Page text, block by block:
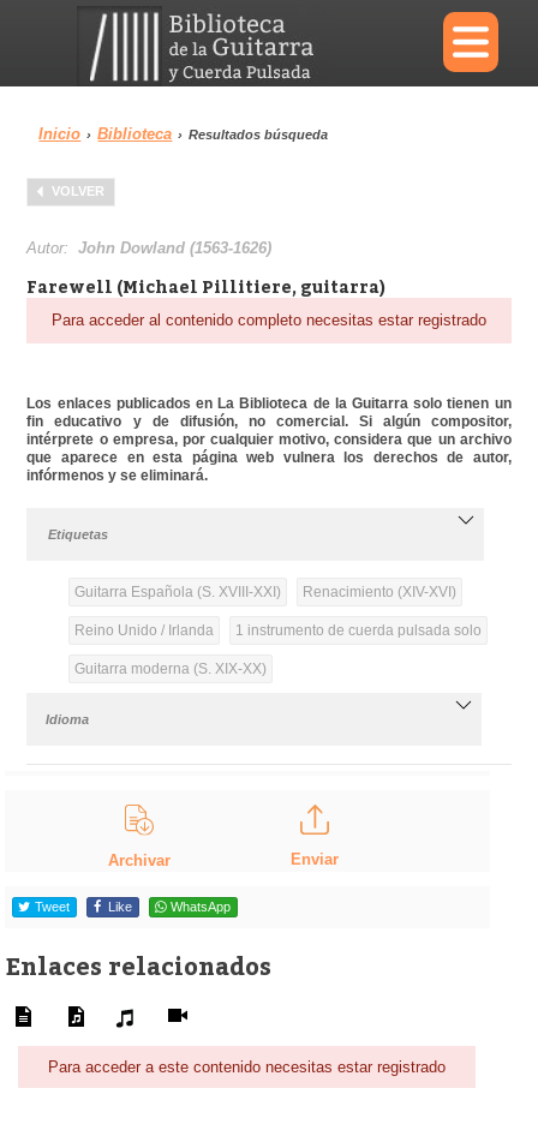
×
Menu
Biblioteca
Inicio › Biblioteca › Resultados búsqueda
VOLVER
Autor:John Dowland (1563-1626)
Farewell (Michael Pillitiere, guitarra)
Para acceder al contenido completo necesitas estar registrado
Los enlaces publicados en La Biblioteca de la Guitarra solo tienen un
fin educativo y de difusión, no comercial. Si algún compositor,
intérprete o empresa, por cualquier motivo, considera que un archivo
que aparece en esta página web vulnera los derechos de autor,
infórmenos y se eliminará.
Etiquetas
Guitarra Española (S. XVIII-XXI) Renacimiento (XIV-XVI)
Reino Unido / Irlanda 1 instrumento de cuerda pulsada solo
Guitarra moderna (S. XIX-XX)
Idioma
Archivar Enviar
Tweet Like WhatsApp
Enlaces relacionados
Para acceder a este contenido necesitas estar registrado